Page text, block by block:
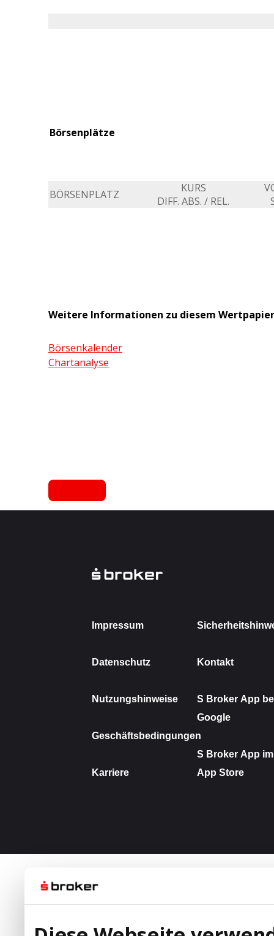
Börsenplätze
BÖRSENPLATZ
KURS
DIFF. ABS. / REL.
Weitere Informationen zu diesem Wertpapier
Börsenkalender
Chartanalyse